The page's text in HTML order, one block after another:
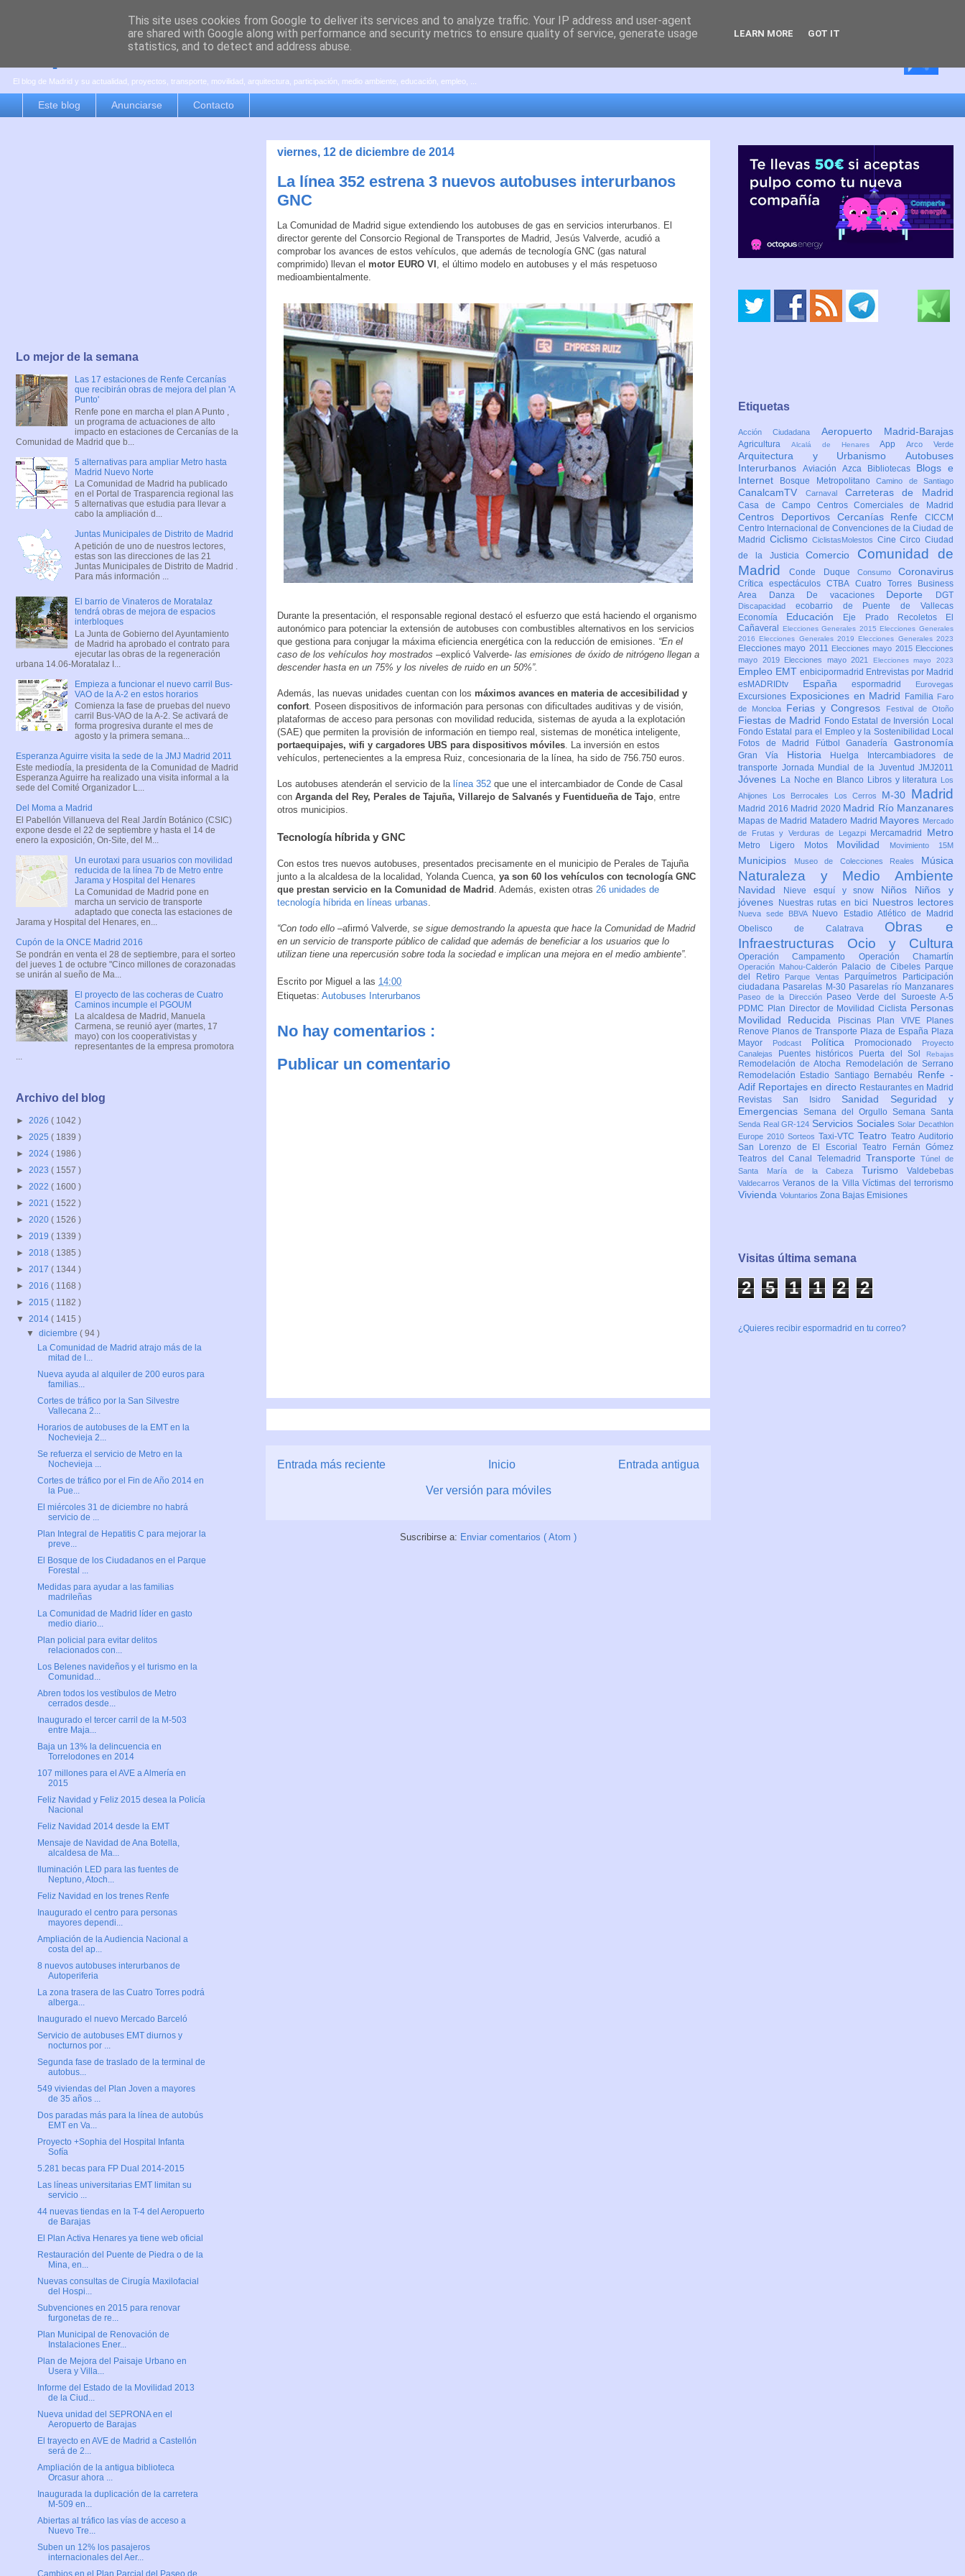
es por madrid
El blog de Madrid y su actualidad, proyectos, transporte, movilidad, arquitectura, participación, medio ambiente, educación, empleo, ...
Este blog Anunciarse Contacto
viernes, 12 de diciembre de 2014
La línea 352 estrena 3 nuevos autobuses interurbanos
GNC
La Comunidad de Madrid sigue extendiendo los autobuses de gas en servicios interurbanos. El
director gerente del Consorcio Regional de Transportes de Madrid, Jesús Valverde, acudió a
comprobar los avances de estos vehículos, que además de tecnología GNC (gas natural
comprimido) llevan el motor EURO VI
, el último modelo en autobuses y el más respetuoso
medioambientalmente.
Durante la presentación, el responsable regional destacó el esfuerzo que está haciendo el organismo
autonómico para potenciar la extensión de autobuses con combustibles alternativos en los servicios
que gestiona para conjugar la máxima eficiencia energética con la reducción de emisiones. “En el
caso de los vehículos hoy mostrados –explicó Valverde- las emisiones de óxido de nitrógeno llegan a
descender hasta en un 75% y los niveles de ruido en un 50%”.
Además, las nuevas unidades cuentan con los máximos avances en materia de accesibilidad y
confort . Poseen dispositivos de información para personas con dificultades auditivas y de visión,
plataformas de acceso para personas con movilidad reducida, sistemas de ayuda a la explotación
(SAE) que permiten la provisión de información en tiempo real, sistemas de monética inteligente,
portaequipajes, wifi y cargadores UBS para dispositivos móviles . La inversión en estos
vehículos, pertenecientes a la empresa Ruiz, concesionaria de la línea, ha sido de 756.750 euros.
Los autobuses atenderán el servicio de la línea 352 que une el intercambiador de Conde de Casal
con Arganda del Rey, Perales de Tajuña, Villarejo de Salvanés y Fuentidueña de Tajo , entre
otros municipios.
Tecnología híbrida y GNC
Con estos tres nuevos autobuses, presentados precisamente en el municipio de Perales de Tajuña
junto a la alcaldesa de la localidad, Yolanda Cuenca, ya son 60 los vehículos con tecnología GNC
que prestan servicio en la Comunidad de Madrid . Además, existen otras 26 unidades de
tecnología híbrida en líneas urbanas
“Con todo ello –afirmó Valverde, se sigue demostrando la apuesta que hace la Comunidad de Madrid
en un servicio de transporte público de calidad que además de beneficiar a los usuarios que lo
utilizan tiene una repercusión sobre toda la sociedad e implican una mejora en el medio ambiente”.
Escrito por Miguel a las 14:00
Etiquetas: Autobuses Interurbanos
No hay comentarios :
Publicar un comentario
Entrada más reciente Entrada antigua
Inicio
Ver versión para móviles
Suscribirse a: Enviar comentarios ( Atom )
Lo mejor de la semana
Las 17 estaciones de Renfe Cercanías
que recibirán obras de mejora del plan 'A
Punto'
Renfe pone en marcha el plan A Punto ,
un programa de actuaciones de alto
impacto en estaciones de Cercanías de la
Comunidad de Madrid que b...
5 alternativas para ampliar Metro hasta
Madrid Nuevo Norte
La Comunidad de Madrid ha publicado
en el Portal de Trasparencia regional las
5 alternativas que estudia para llevar a
cabo la ampliación d...
Juntas Municipales de Distrito de Madrid
A petición de uno de nuestros lectores,
estas son las direcciones de las 21
Juntas Municipales de Distrito de Madrid .
Para más información ...
El barrio de Vinateros de Moratalaz
tendrá obras de mejora de espacios
interbloques
La Junta de Gobierno del Ayuntamiento
de Madrid ha aprobado el contrato para
ejecutar las obras de la regeneración
urbana 14.06-Moratalaz I...
Empieza a funcionar el nuevo carril Bus-
VAO de la A-2 en estos horarios
Comienza la fase de pruebas del nuevo
carril Bus-VAO de la A-2. Se activará de
forma progresiva durante el mes de
agosto y la primera semana...
Esperanza Aguirre visita la sede de la JMJ Madrid 2011
Este mediodía, la presidenta de la Comunidad de Madrid
Esperanza Aguirre ha realizado una visita informal a la
sede del Comité Organizador L...
Del Moma a Madrid
El Pabellón Villanueva del Real Jardín Botánico (CSIC)
expone desde el 22 de septiembre y hasta el 14 de
enero la exposición, On-Site, del M...
Un eurotaxi para usuarios con movilidad
reducida de la línea 7b de Metro entre
Jarama y Hospital del Henares
La Comunidad de Madrid pone en
marcha un servicio de transporte
adaptado que conecta las estaciones de
Jarama y Hospital del Henares, en...
Cupón de la ONCE Madrid 2016
Se pondrán en venta el 28 de septiembre, para el sorteo
del jueves 1 de octubre "Cinco millones de corazonadas
se unirán al sueño de Ma...
El proyecto de las cocheras de Cuatro
Caminos incumple el PGOUM
La alcaldesa de Madrid, Manuela
Carmena, se reunió ayer (martes, 17
mayo) con los cooperativistas y
representantes de la empresa promotora
...
Archivo del blog
► 2026 ( 1042 )
► 2025 ( 1839 )
► 2024 ( 1986 )
► 2023 ( 1557 )
► 2022 ( 1600 )
► 2021 ( 1522 )
► 2020 ( 1526 )
► 2019 ( 1339 )
► 2018 ( 1385 )
► 2017 ( 1344 )
► 2016 ( 1168 )
► 2015 ( 1182 )
▼ 2014 ( 1415 )
▼diciembre( 94 )
La Comunidad de Madrid atrajo más de la
mitad de l...
Nueva ayuda al alquiler de 200 euros para
familias...
Cortes de tráfico por la San Silvestre
Vallecana 2...
Horarios de autobuses de la EMT en la
Nochevieja 2...
Se refuerza el servicio de Metro en la
Nochevieja ...
Cortes de tráfico por el Fin de Año 2014 en
la Pue...
El miércoles 31 de diciembre no habrá
servicio de ...
Plan Integral de Hepatitis C para mejorar la
preve...
El Bosque de los Ciudadanos en el Parque
Forestal ...
Medidas para ayudar a las familias
madrileñas
La Comunidad de Madrid líder en gasto
medio diario...
Plan policial para evitar delitos
relacionados con...
Los Belenes navideños y el turismo en la
Comunidad...
Abren todos los vestíbulos de Metro
cerrados desde...
Inaugurado el tercer carril de la M-503
entre Maja...
Baja un 13% la delincuencia en
Torrelodones en 2014
107 millones para el AVE a Almería en
2015
Feliz Navidad y Feliz 2015 desea la Policía
Nacional
Feliz Navidad 2014 desde la EMT
Mensaje de Navidad de Ana Botella,
alcaldesa de Ma...
Iluminación LED para las fuentes de
Neptuno, Atoch...
Feliz Navidad en los trenes Renfe
Inaugurado el centro para personas
mayores dependi...
Ampliación de la Audiencia Nacional a
costa del ap...
8 nuevos autobuses interurbanos de
Autoperiferia
La zona trasera de las Cuatro Torres podrá
alberga...
Inaugurado el nuevo Mercado Barceló
Servicio de autobuses EMT diurnos y
nocturnos por ...
Segunda fase de traslado de la terminal de
autobus...
549 viviendas del Plan Joven a mayores
de 35 años ...
Dos paradas más para la línea de autobús
EMT en Va...
Proyecto +Sophia del Hospital Infanta
Sofía
5.281 becas para FP Dual 2014-2015
Las líneas universitarias EMT limitan su
servicio ...
44 nuevas tiendas en la T-4 del Aeropuerto
de Barajas
El Plan Activa Henares ya tiene web oficial
Restauración del Puente de Piedra o de la
Mina, en...
Nuevas consultas de Cirugía Maxilofacial
del Hospi...
Subvenciones en 2015 para renovar
furgonetas de re...
Plan Municipal de Renovación de
Instalaciones Ener...
Plan de Mejora del Paisaje Urbano en
Usera y Villa...
Informe del Estado de la Movilidad 2013
de la Ciud...
Nueva unidad del SEPRONA en el
Aeropuerto de Barajas
El trayecto en AVE de Madrid a Castellón
será de 2...
Ampliación de la antigua biblioteca
Orcasur ahora ...
Inaugurada la duplicación de la carretera
M-509 en...
Abiertas al tráfico las vías de acceso a
Nuevo Tre...
Suben un 12% los pasajeros
internacionales del Aer...
Etiquetas
Acción Ciudadana Aeropuerto Madrid-Barajas
Agricultura Alcalá de HenaresAppArco Verde
Arquitectura y Urbanismo Autobuses
Interurbanos Aviación Azca Bibliotecas Blogs e
Internet
Bosque MetropolitanoCamino de Santiago
CanalcamTV Carnaval Carreteras de Madrid
Casa de Campo Centros Comerciales de Madrid
Centros Deportivos Cercanías Renfe CICCM
Centro Internacional de Convenciones de la Ciudad de
Madrid CiclismoCiclistasMolestos CineCircoCiudad
de la JusticiaComercio Comunidad de
MadridConde Duque Consumo Coronavirus
Crítica espectáculosCTBA Cuatro Torres Business
Area
Danza De vacaciones Deporte DGT
Discapacidad ecobarrio de Puente de Vallecas
Economía Educación Eje Prado Recoletos
El
Cañaveral
Elecciones Generales 2015 Elecciones Generales
2016 Elecciones Generales 2019 Elecciones Generales 2023
Elecciones mayo 2011 Elecciones mayo 2015 Elecciones
mayo 2019
Elecciones mayo 2021 Elecciones mayo 2023
Empleo EMT enbicipormadrid Entrevistas por Madrid
esMADRIDtv Españaespormadrid Eurovegas
Excursiones Exposiciones en Madrid Familia Faro
de Moncloa
Ferias y Congresos Festival de Otoño
Fiestas de Madrid Fondo Estatal de Inversión Local
Fondo Estatal para el Empleo y la Sostenibilidad Local
Fotos de Madrid
FútbolGanaderíaGastronomía
Gran Vía Historia Huelga
Intercambiadores de
transporte Jornada Mundial de la Juventud JMJ2011
Jóvenes La Noche en Blanco Libros y literatura
Los
Ahijones
Los Berrocales Los Cerros M-30 Madrid
Madrid 2016 Madrid 2020 Madrid Río Manzanares
Mapas de Madrid Matadero Madrid Mayores Mercado
de Frutas y Verduras de Legazpi
Mercamadrid Metro
Metro Ligero Motos Movilidad Movimiento 15M
Municipios Museo de Colecciones Reales Música
Naturaleza y Medio Ambiente
Navidad Nieve esquí y snow Niños Niños y
jóvenes
Nuestras rutas en bici Nuestros lectores
Nueva sede BBVA
Nuevo Estadio Atlético de Madrid
Obelisco de Calatrava Obras e
Infraestructuras Ocio y Cultura
Operación Campamento Operación Chamartín
Operación Mahou-Calderón Palacio de Cibeles Parque
del Retiro
Parque Ventas Parquímetros
Participación
ciudadana Pasarelas M-30 Pasarelas río Manzanares
Paseo de la Dirección
Paseo Verde del Suroeste A-5
PDMC Plan Director de Movilidad Ciclista Personas
Movilidad Reducida
Piscinas Plan VIVE
Planes
Renove Planos de Transporte Plaza de España Plaza
Mayor
Podcast Política Promocionado
Proyecto
Canalejas
Puentes históricos Puerta del Sol Rebajas
Remodelación de Atocha
Remodelación de Serrano
Remodelación Estadio Santiago Bernabéu Renfe -
Adif Reportajes en directo Restaurantes en Madrid
Revistas San Isidro Sanidad Seguridad y
Emergencias Semana del Orgullo Semana Santa
Senda Real GR-124 Servicios SocialesSolar Decathlon
Europe 2010 Sorteos Taxi-VTC Teatro Teatro Auditorio
San Lorenzo de El EscorialTeatro Fernán Gómez
Teatros del Canal Telemadrid TransporteTúnel de
Santa María de la Cabeza Turismo Valdebebas
ValdecarrosVeranos de la VillaVíctimas del terrorismo
Vivienda Voluntarios Zona Bajas Emisiones
Visitas última semana
2 5 1 1 2 2
¿Quieres recibir espormadrid en tu correo?
This site uses cookies from Google to deliver its services and to analyze traffic. Your IP address and user-agent
are shared with Google along with performance and security metrics to ensure quality of service, generate usage
statistics, and to detect and address abuse.
LEARN MORE GOT IT